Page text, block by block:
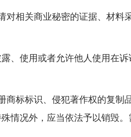
对相关商业秘密的证据、材
使用或者允许他人使用在诉
商标标识、侵犯著作权的复
情况外，应当依法予以销毁